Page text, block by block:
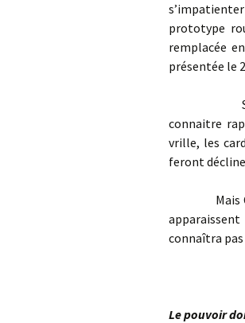
prototype
remplacée
présentée le
Si les
connaitre
vrille, les
feront
Mais
connaîtra
Le pouvoir